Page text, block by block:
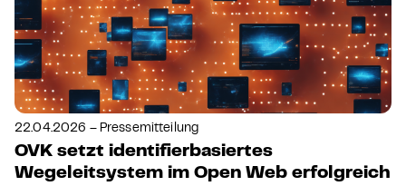
22.04.2026 – Pressemitteilung
OVK setzt identifierbasiertes
Wegeleitsystem im Open Web erfolgreich